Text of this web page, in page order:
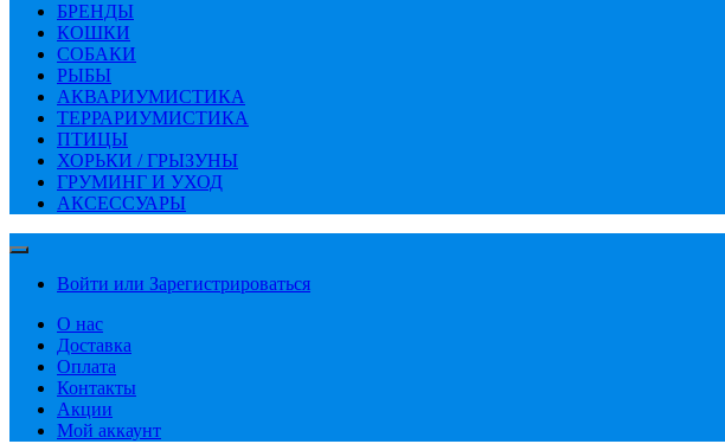
БРЕНДЫ
КОШКИ
СОБАКИ
РЫБЫ
АКВАРИУМИСТИКА
ТЕРРАРИУМИСТИКА
ПТИЦЫ
ХОРЬКИ / ГРЫЗУНЫ
ГРУМИНГ И УХОД
АКСЕССУАРЫ
Войти или Зарегистрироваться
О нас
Доставка
Оплата
Контакты
Акции
Мой аккаунт